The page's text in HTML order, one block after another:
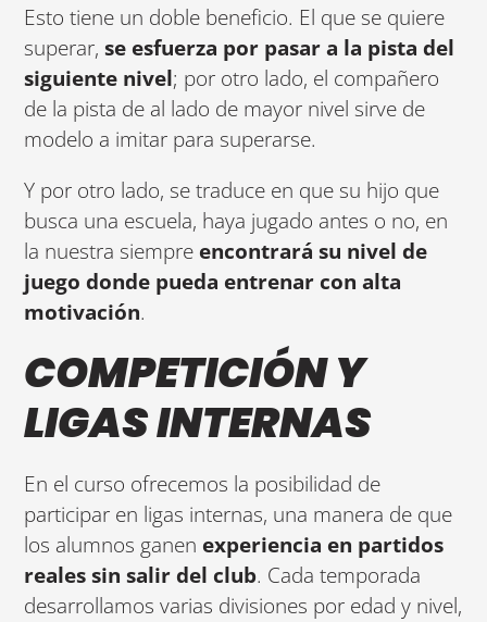
Esto tiene un doble beneficio. El que se quiere
superar,se esfuerza por pasar a la pista del
siguiente nivel; por otro lado, el compañero
de la pista de al lado de mayor nivel sirve de
modelo a imitar para superarse.
Y por otro lado, se traduce en que su hijo que
busca una escuela, haya jugado antes o no, en
la nuestra siempre encontrará su nivel de
juego donde pueda entrenar con alta
motivación.
COMPETICIÓN Y
LIGAS INTERNAS
En el curso ofrecemos la posibilidad de
participar en ligas internas, una manera de que
los alumnos ganen experiencia en partidos
reales sin salir del club. Cada temporada
desarrollamos varias divisiones por edad y nivel,